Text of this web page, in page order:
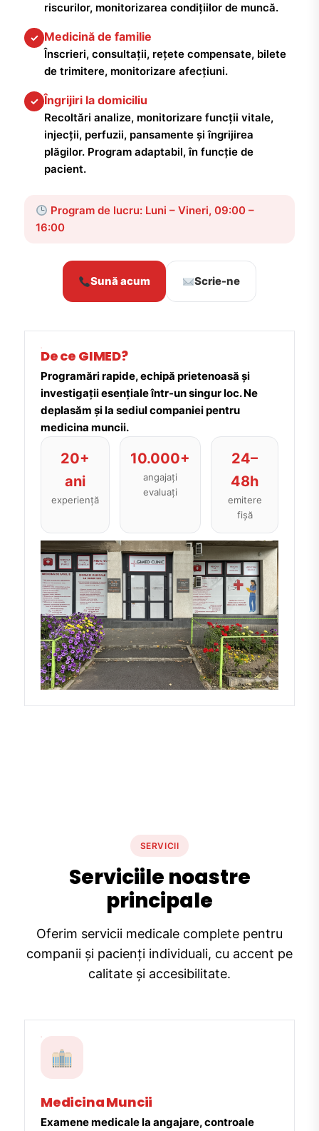
riscurilor, monitorizarea condițiilor de muncă.
✓ Medicină de familie
Înscrieri, consultații, rețete compensate, bilete
de trimitere, monitorizare afecțiuni.
✓ Îngrijiri la domiciliu
Recoltări analize, monitorizare funcții vitale,
injecții, perfuzii, pansamente și îngrijirea
plăgilor. Program adaptabil, în funcție de
pacient.
Program de lucru: Luni – Vineri, 09:00 –
16:00
Sună acum Scrie-ne
De ce GIMED?
Programări rapide, echipă prietenoasă și
investigații esențiale într-un singur loc. Ne
deplasăm și la sediul companiei pentru
medicina muncii.
20+
ani
experiență
10.000+
angajați
evaluați
24–
48h
emitere
fișă
SERVICII
Serviciile noastre
principale
Oferim servicii medicale complete pentru
companii și pacienți individuali, cu accent pe
calitate și accesibilitate.
Medicina Muncii
Examene medicale la angajare, controale